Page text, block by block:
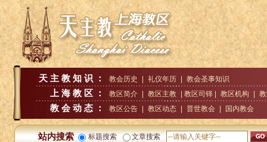
天主教知识： 教会历史 礼仪年历 教会圣事知识
上海教区： 教区简介 教区主教 | 教区司铎 | 教区机构
教会动态： 教区公告 教区动态 普世教会 国内教会
站内搜索 标题搜索 文章搜索